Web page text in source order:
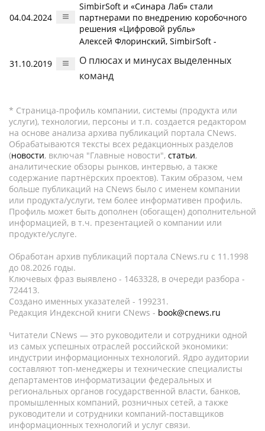
04.04.2024
SimbirSoft и «Синара Лаб» стали
партнерами по внедрению коробочного
решения «Цифровой рубль»
31.10.2019
Алексей Флоринский, SimbirSoft -
О плюсах и минусах выделенных
команд
* Страница-профиль компании, системы (продукта или
услуги), технологии, персоны и т.п. создается редактором
на основе анализа архива публикаций портала CNews.
Обрабатываются тексты всех редакционных разделов
(новости, включая "Главные новости", статьи,
аналитические обзоры рынков, интервью, а также
содержание партнёрских проектов). Таким образом, чем
больше публикаций на CNews было с именем компании
или продукта/услуги, тем более информативен профиль.
Профиль может быть дополнен (обогащен) дополнительной
информацией, в т.ч. презентацией о компании или
продукте/услуге.
Обработан архив публикаций портала CNews.ru c 11.1998
до 08.2026 годы.
Ключевых фраз выявлено - 1463328, в очереди разбора -
724413.
Создано именных указателей - 199231.
Редакция Индексной книги CNews - book@cnews.ru
Читатели CNews — это руководители и сотрудники одной
из самых успешных отраслей российской экономики:
индустрии информационных технологий. Ядро аудитории
составляют топ-менеджеры и технические специалисты
департаментов информатизации федеральных и
региональных органов государственной власти, банков,
промышленных компаний, розничных сетей, а также
руководители и сотрудники компаний-поставщиков
информационных технологий и услуг связи.